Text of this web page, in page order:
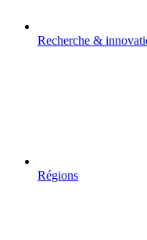
Recherche &
Régions